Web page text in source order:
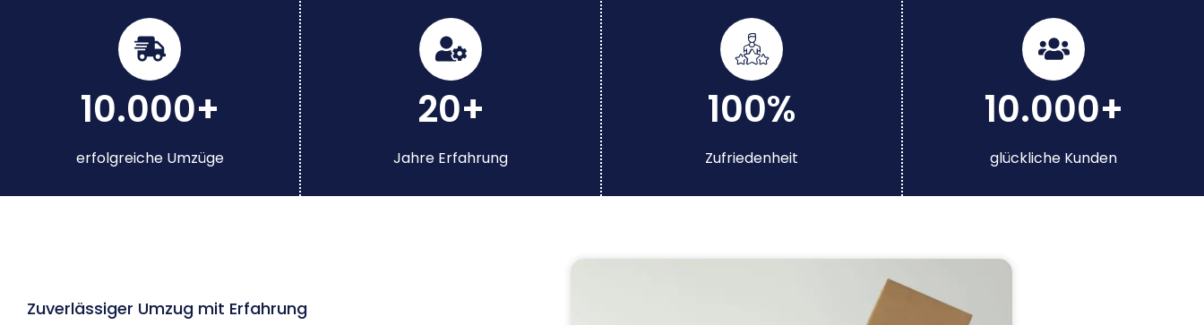
10.000+
erfolgreiche Umzüge
20+
Jahre Erfahrung
100%
Zufriedenheit
10.000+
glückliche Kunden
Zuverlässiger Umzug mit Erfahrung